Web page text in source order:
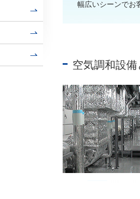
幅広いシーンでお
空気調和設